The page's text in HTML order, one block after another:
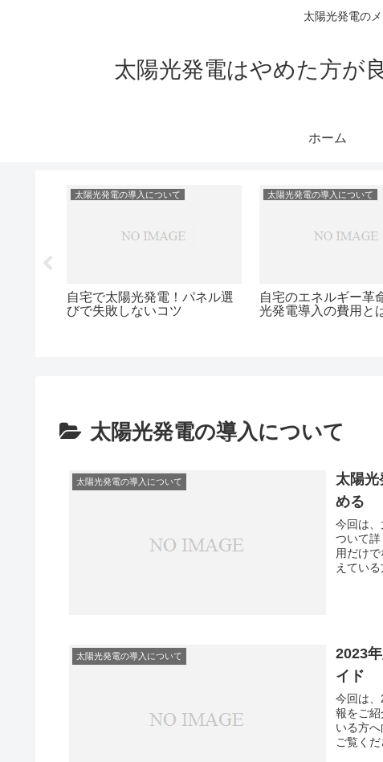
太陽光発電の
太陽光発電はやめた方が
ホーム
太陽光発電の導入について
自宅でエコ生活！太陽光発電
システムの価格とメリット
太陽光発電の導入について
太陽光発電と蓄電池
リットとデメリット
太陽光発電の導入について
太陽光発電の導入について
太陽
める
今回は
ついて
用だけ
えてい
太陽光発電の導入について
2023
イド
今回は
報をご
いる方
ご覧く